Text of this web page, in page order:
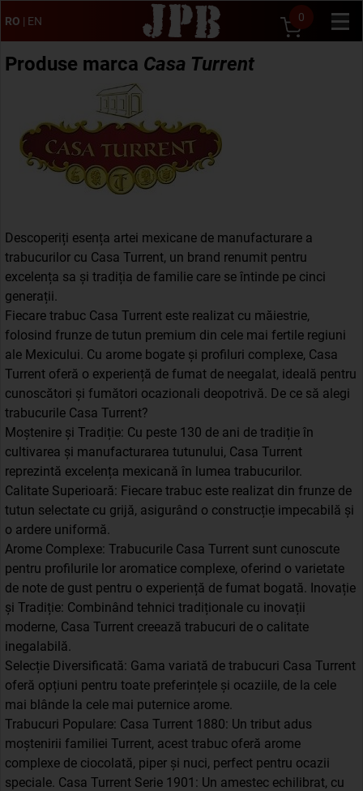
RO | EN 0
Produse marca Casa Turrent
Descoperiți esența artei mexicane de manufacturare a
trabucurilor cu Casa Turrent, un brand renumit pentru
excelența sa și tradiția de familie care se întinde pe cinci
generații.
Fiecare trabuc Casa Turrent este realizat cu măiestrie,
folosind frunze de tutun premium din cele mai fertile regiuni
ale Mexicului. Cu arome bogate și profiluri complexe, Casa
Turrent oferă o experiență de fumat de neegalat, ideală pentru
cunoscători și fumători ocazionali deopotrivă. De ce să alegi
trabucurile Casa Turrent?
Moștenire și Tradiție: Cu peste 130 de ani de tradiție în
cultivarea și manufacturarea tutunului, Casa Turrent
reprezintă excelența mexicană în lumea trabucurilor.
Calitate Superioară: Fiecare trabuc este realizat din frunze de
tutun selectate cu grijă, asigurând o construcție impecabilă și
o ardere uniformă.
Arome Complexe: Trabucurile Casa Turrent sunt cunoscute
pentru profilurile lor aromatice complexe, oferind o varietate
de note de gust pentru o experiență de fumat bogată. Inovație
și Tradiție: Combinând tehnici tradiționale cu inovații
moderne, Casa Turrent creează trabucuri de o calitate
inegalabilă.
Selecție Diversificată: Gama variată de trabucuri Casa Turrent
oferă opțiuni pentru toate preferințele și ocaziile, de la cele
mai blânde la cele mai puternice arome.
Trabucuri Populare: Casa Turrent 1880: Un tribut adus
moștenirii familiei Turrent, acest trabuc oferă arome
complexe de ciocolată, piper și nuci, perfect pentru ocazii
speciale. Casa Turrent Serie 1901: Un amestec echilibrat, cu